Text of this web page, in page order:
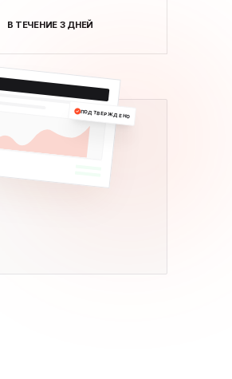
В ТЕЧЕНИЕ 3 ДНЕЙ
ПОДТВЕРЖДЕНО